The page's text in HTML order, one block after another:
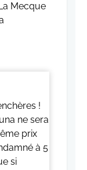
Mecque
!
ne sera
prix
à 5
si